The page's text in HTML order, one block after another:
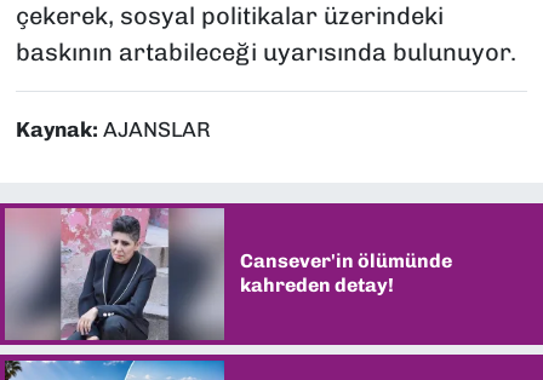
çekerek, sosyal politikalar üzerindeki
baskının artabileceği uyarısında bulunuyor.
Kaynak: AJANSLAR
Cansever'in ölümünde
kahreden detay!